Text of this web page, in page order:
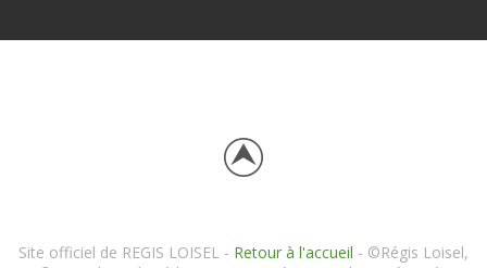
Site officiel de REGIS LOISEL - Retour à l'accueil - ©Régis Loisel,